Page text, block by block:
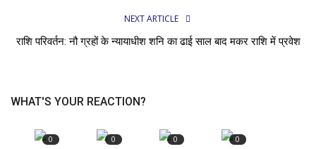
NEXT ARTICLE
राशि परिवर्तन: नौ ग्रहों के न्यायाधीश शनि का ढाई साल बाद मकर राशि में प्रवेश
WHAT'S YOUR REACTION?
0 0 0 0